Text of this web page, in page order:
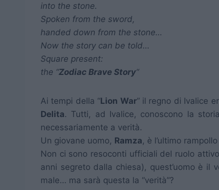
into the stone.
Spoken from the sword,
handed down from the stone…
Now the story can be told…
Square present:
the “Zodiac Brave Story“
Ai tempi della “Lion War” il regno di Ivalice
Delita. Tutti, ad Ivalice, conoscono la
necessariamente a verità.
Un giovane uomo, Ramza, è l’ultimo
Non ci sono resoconti ufficiali del ruolo
anni segreto dalla chiesa), quest’uomo è il
male… ma sarà questa la “verità”?